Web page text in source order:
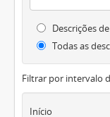
Descrições
Todas as
Filtrar por intervalo
Início